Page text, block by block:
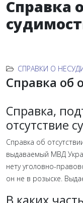
Справка
СПРАВКИ О
Справка об
Справка,
отсутствие
Справка об
выдаваемый МВД
нету уголовно-
он не в розыске.